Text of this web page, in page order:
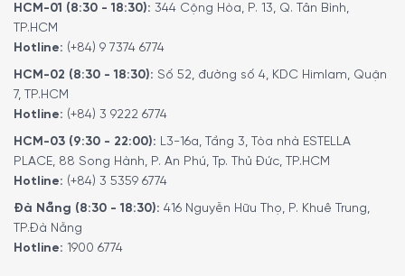
ăn mòn, mang lại hiệu quả xay tuyệt vời, giúpbảo toàn
hương vị nguyên bản của hạt cafe
pháp pha chế khác nhau.
HCM-01 (8:30 - 18:30): 344 Cộng Hòa, P. 13, Q. Tân Bình,
TP.HCM
Hotline: (+84) 9 7374 6774
HCM-02 (8:30 - 18:30): Số 52, đường số 4, KDC Himlam, Quận
7, TP.HCM
Hotline: (+84) 3 9222 6774
HCM-03 (9:30 - 22:00): L3-16a, Tầng 3, Tòa nhà ESTELLA
PLACE, 88 Song Hành, P. An Phú, Tp. Thủ Đức, TP.HCM
Hotline: (+84) 3 5359 6774
Đà Nẵng (8:30 - 18:30): 416 Nguyễn Hữu Thọ, P. Khuê Trung,
TP.Đà Nẵng
Hotline: 1900 6774